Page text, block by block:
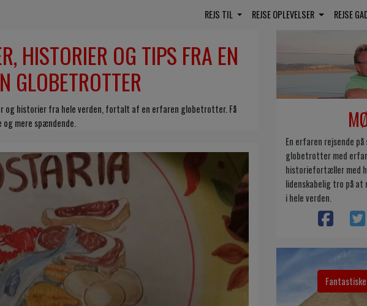
REJS TIL REJSE OPLEVELSER REJSE
HISTORIER OG TIPS FRA EN
GLOBETROTTER
og historier fra hele verden, fortalt af en erfaren globetrotter. Få
mere spændende.
En erfaren rejsende på
globetrotter med
historiefortæller med
lidenskabelig tro på at
i hele verden.